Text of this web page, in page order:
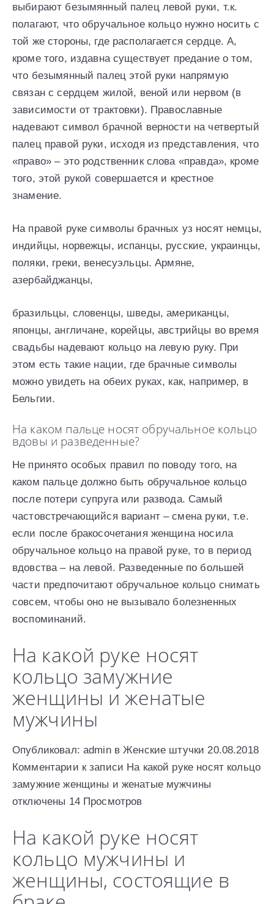
выбирают безымянный палец левой руки, т.к.
полагают, что обручальное кольцо нужно носить с
той же стороны, где располагается сердце. А,
кроме того, издавна существует предание о том,
что безымянный палец этой руки напрямую
связан с сердцем жилой, веной или нервом (в
зависимости от трактовки). Православные
надевают символ брачной верности на четвертый
палец правой руки, исходя из представления, что
«право» – это родственник слова «правда», кроме
того, этой рукой совершается и крестное
знамение.
На правой руке символы брачных уз носят немцы,
индийцы, норвежцы, испанцы, русские, украинцы,
поляки, греки, венесуэльцы. Армяне,
азербайджанцы,
бразильцы, словенцы, шведы, американцы,
японцы, англичане, корейцы, австрийцы во время
свадьбы надевают кольцо на левую руку. При
этом есть такие нации, где брачные символы
можно увидеть на обеих руках, как, например, в
Бельгии.
На каком пальце носят обручальное кольцо
вдовы и разведенные?
Не принято особых правил по поводу того, на
каком пальце должно быть обручальное кольцо
после потери супруга или развода. Самый
частовстречающийся вариант – смена руки, т.е.
если после бракосочетания женщина носила
обручальное кольцо на правой руке, то в период
вдовства – на левой. Разведенные по большей
части предпочитают обручальное кольцо снимать
совсем, чтобы оно не вызывало болезненных
воспоминаний.
На какой руке носят
кольцо замужние
женщины и женатые
мужчины
Опубликовал: admin в Женские штучки 20.08.2018
Комментарии к записи На какой руке носят кольцо
замужние женщины и женатые мужчины
отключены 14 Просмотров
На какой руке носят
кольцо мужчины и
женщины, состоящие в